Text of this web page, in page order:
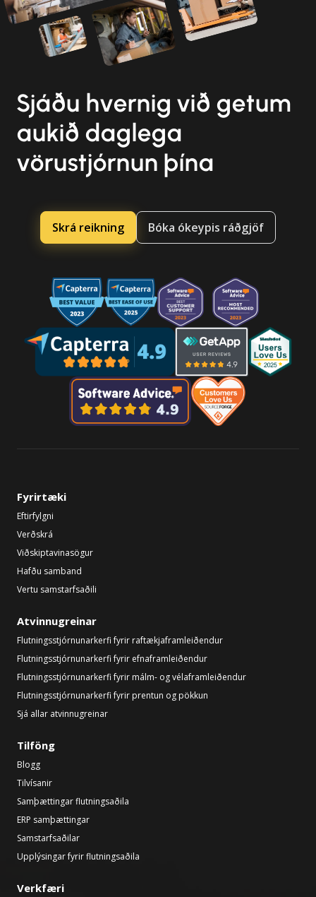
Sjáðu hvernig við getum
aukið daglega
vörustjórnun þína
Skrá reikning Bóka ókeypis ráðgjöf
Fyrirtæki
Eftirfylgni
Verðskrá
Viðskiptavinasögur
Hafðu samband
Vertu samstarfsaðili
Atvinnugreinar
Flutningsstjórnunarkerfi fyrir raftækjaframleiðendur
Flutningsstjórnunarkerfi fyrir efnaframleiðendur
Flutningsstjórnunarkerfi fyrir málm- og vélaframleiðendur
Flutningsstjórnunarkerfi fyrir prentun og pökkun
Sjá allar atvinnugreinar
Tilföng
Blogg
Tilvísanir
Samþættingar flutningsaðila
ERP samþættingar
Samstarfsaðilar
Upplýsingar fyrir flutningsaðila
Verkfæri